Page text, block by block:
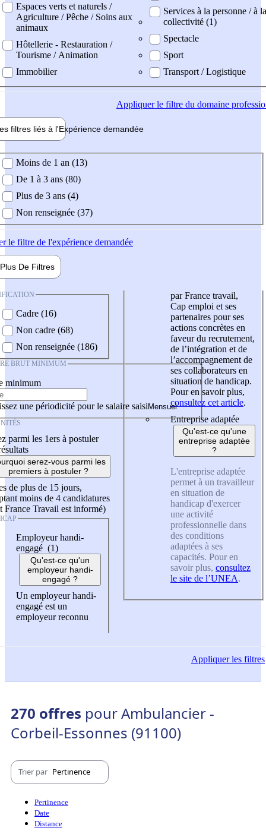
Espaces verts et naturels /
Agriculture / Pêche / Soins aux
animaux
Hôtellerie - Restauration /
Tourisme / Animation
Immobilier
Services à la personne / à la
collectivité (1)
Spectacle
Sport
Transport / Logistique
Appliquerle filtre du domaine
filtres liés à l'Expérience demandée
demandée
Moins de 1 an (13)
De 1 à 3 ans (80)
Plus de 3 ans (4)
Non renseignée (37)
le filtre de l'expérience demandée
Plus De Filtres
Cadre (16)
Non cadre (68)
Non renseignée (186)
BRUT MINIMUM
minimum
une périodicité pour le salaire saisi
parmi les 1ers à postuler
serez-vous parmi les
premiers à postuler ?
de plus de 15 jours,
moins de 4 candidatures
France Travail est informé)
Employeur handi-
engagé (1)
Qu'est-ce qu'un
employeur handi-
engagé ?
Un employeur handi-
engagé est un
employeur reconnu
par France travail,
Cap emploi et ses
partenaires pour ses
actions concrètes en
faveur du recrutement,
de l’intégration et de
l’accompagnement de
ses collaborateurs en
situation de handicap.
Pour en savoir plus,
consultez cet article.
Entreprise adaptée
Qu'est-ce qu'une
entreprise adaptée
?
L'entreprise adaptée
permet à un travailleur
en situation de
handicap d'exercer
une activité
professionnelle dans
des conditions
adaptées à ses
capacités. Pour en
savoir plus, consultez
le site de l’UNEA.
Appliquerles filtres
270 offres pour Ambulancier -
Corbeil-Essonnes (91100)
Trier par Pertinence
Pertinence
Date
Distance